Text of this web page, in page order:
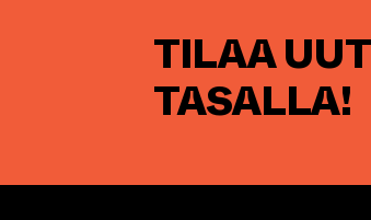
TILAA
TASALLA!